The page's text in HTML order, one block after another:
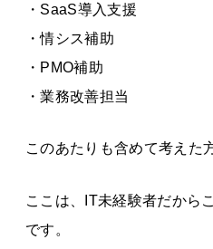
・SaaS導入支援
・情シス補助
・PMO補助
・業務改善担当
このあたりも含めて考えた
ここは、IT未経験者だから
です。